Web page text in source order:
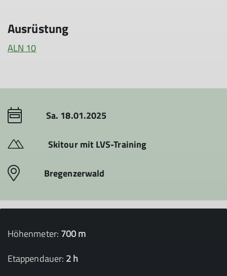
Ausrüstung
ALN 10
Sa. 18.01.2025
Skitour mit LVS-Training
Bregenzerwald
Höhenmeter: 700 m
Etappendauer: 2 h